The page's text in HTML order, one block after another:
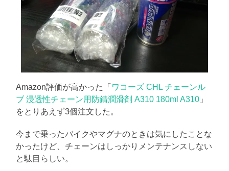
Amazon評価が高かった「 ワコーズ CHL チェーンル
ブ 浸透性チェーン用防錆潤滑剤 A310 180ml A310 」
をとりあえず3個注文した。
今まで乗ったバイクやマグナのときは気にしたことな
かったけど、チェーンはしっかりメンテナンスしない
と駄目らしい。